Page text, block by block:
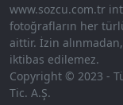
www.sozcu.com.tr
fotoğrafların her
aittir. İzin
iktibas edilemez.
Copyright © 2023 -
Tic. A.Ş.